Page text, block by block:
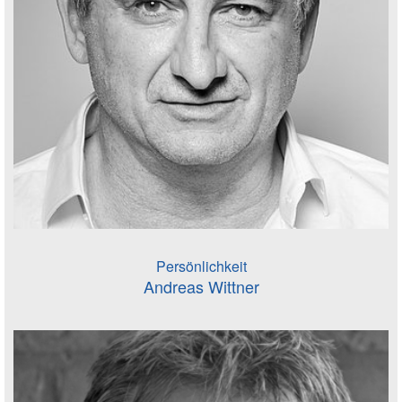
Persönlichkeit
Andreas Wittner